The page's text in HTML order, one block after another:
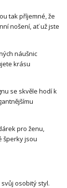
tak příjemné, že
nošení, ať už jste
náušnic
krásu
se skvěle hodí k
pro ženu,
šperky jsou
osobitý styl.